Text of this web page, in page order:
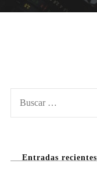
Entradas recientes